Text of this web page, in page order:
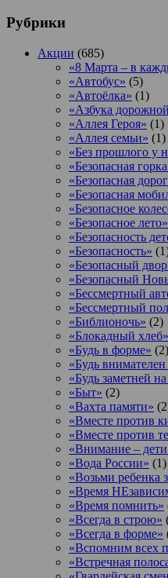
Рубрики
Акции (685)
«8 Марта – в
«Автобус» (5)
«Автоёлка» (1)
«Азбука
«Аллея Героя» (1)
«Аллея семьи» (1)
«Без прошлого у
«Безопасная
«Безопасная
«Безопасная
«Безопасное
«Безопасное лето»
«Безопасность
«Безопасность»
«Безопасный
«Безопасный
«Бессмертный
«Бессмертный
«Библионочь» (2)
«Блокадный хлеб»
«Будь в форме» (2)
«Будь
«Будь заметней
«Быт» (2)
«Вахта памяти»
«Вместе против
«Вместе против
«Внимание –
«Вода России» (1)
«Возьми ребенка
«Время
«Время помнить»
«Всегда в строю»
«Всегда в форме»
«Вспомним всех
«Встречная